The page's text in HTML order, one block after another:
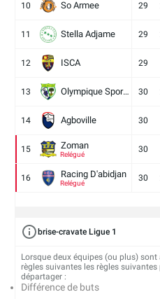
10 So Armee 29
11 Stella Adjame 29
12 ISCA 29
13 Olympique Sport d'Abobo FC 30
14 Agboville 30
15 Zoman
Relégué
30
16 Racing D'abidjan
Relégué
30
brise-cravate Ligue 1
Lorsque deux équipes (ou plus)
règles suivantes les règles
départager :
Différence de buts